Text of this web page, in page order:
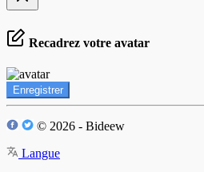
Recadrez votre avatar
Enregistrer
© 2026 - Bideew
Langue